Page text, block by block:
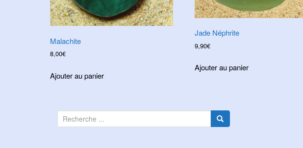
Malachite
8,00€
Ajouter au panier
Jade Néphrite
9,90€
Ajouter au panier
e